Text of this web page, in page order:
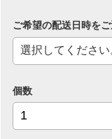
ご希望の配送日時をご
個数